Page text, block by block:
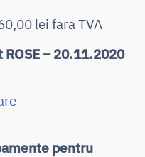
lei fara TVA
– 20.11.2020
pentru